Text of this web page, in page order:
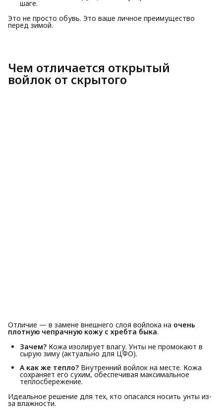
шаге.
Это не просто обувь. Это ваше личное преимущество
перед зимой.
Чем отличается открытый
войлок от скрытого
Отличие — в замене внешнего слоя войлока на очень
плотную чепрачную кожу с хребта быка.
Зачем? Кожа изолирует влагу. Унты не промокают в
сырую зиму (актуально для ЦФО).
А как же тепло? Внутренний войлок на месте. Кожа
сохраняет его сухим, обеспечивая максимальное
теплосбережение.
Идеальное решение для тех, кто опасался носить унты из-
за влажности.